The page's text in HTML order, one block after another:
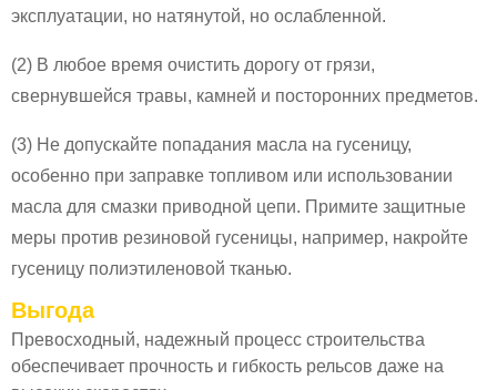
эксплуатации, но натянутой, но ослабленной.
(2) В любое время очистить дорогу от грязи,
свернувшейся травы, камней и посторонних предметов.
(3) Не допускайте попадания масла на гусеницу,
особенно при заправке топливом или использовании
масла для смазки приводной цепи. Примите защитные
меры против резиновой гусеницы, например, накройте
гусеницу полиэтиленовой тканью.
Выгода
Превосходный, надежный процесс строительства
обеспечивает прочность и гибкость рельсов даже на